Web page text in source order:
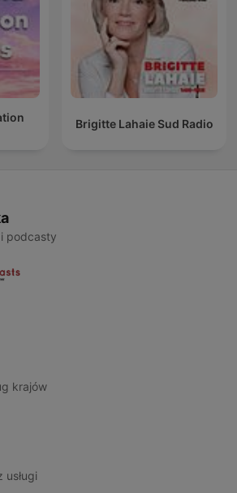
Brigitte Lahaie Sud Radio
podcasty
krajów
usługi